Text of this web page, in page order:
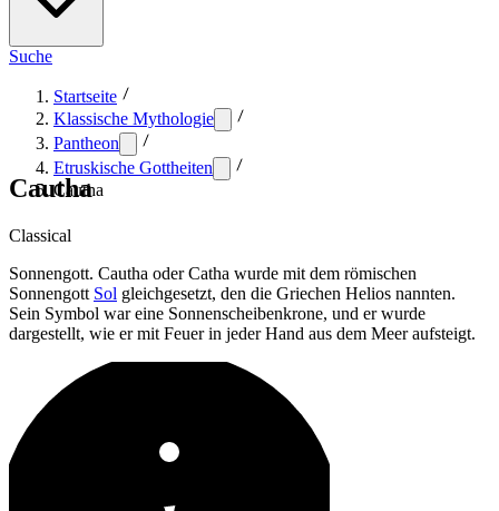
Suche
Startseite
Klassische Mythologie
Pantheon
Etruskische Gottheiten
Cautha
Cautha
Classical
Sonnengott. Cautha oder Catha wurde mit dem römischen
Sonnengott Sol gleichgesetzt, den die Griechen Helios nannten.
Sein Symbol war eine Sonnenscheibenkrone, und er wurde
dargestellt, wie er mit Feuer in jeder Hand aus dem Meer aufsteigt.